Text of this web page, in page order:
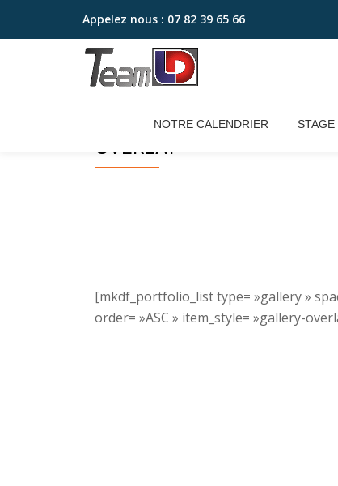
Aller
Appelez nous : 07 82 39 65 66
NOTRE CALENDRIER STAGE
OVERLAY
[mkdf_portfolio_list type= »gallery »
order= »ASC » item_style= »gallery-